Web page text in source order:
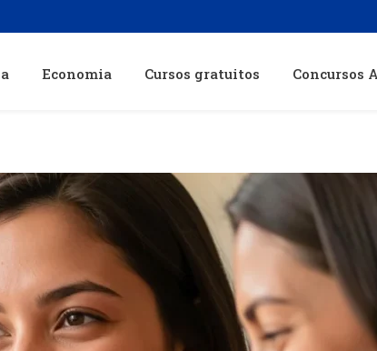
Economia Cursos gratuitos Concursos